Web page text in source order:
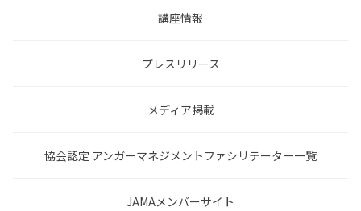
講座情報
プレスリリース
メディア掲載
協会認定 アンガーマネジメントファシリテーター一覧
JAMAメンバーサイト